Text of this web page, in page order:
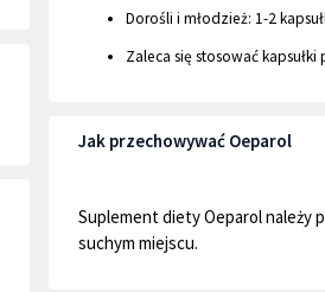
Dorośli i młodzież: 1-2
Zaleca się stosować
Jak przechowywać Oeparol
Suplement diety Oeparol
suchym miejscu.